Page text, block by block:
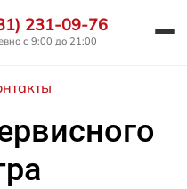
231-09-76
с 9:00 до 21:00